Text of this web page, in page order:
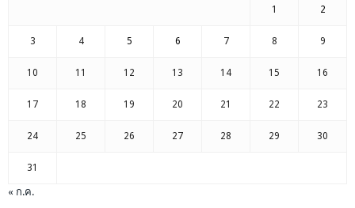
1 2
3 4 5 6 7 8 9
10 11 12 13 14 15 16
17 18 19 20 21 22 23
24 25 26 27 28 29 30
31
« ก.ค.